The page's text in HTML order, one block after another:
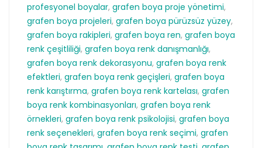
profesyonel boyalar, grafen boya proje yönetimi,
grafen boya projeleri, grafen boya pürüzsüz yüzey,
grafen boya rakipleri, grafen boya ren, grafen boya
renk çeşitliliği, grafen boya renk danışmanlığı,
grafen boya renk dekorasyonu, grafen boya renk
efektleri, grafen boya renk geçişleri, grafen boya
renk karıştırma, grafen boya renk kartelası, grafen
boya renk kombinasyonları, grafen boya renk
örnekleri, grafen boya renk psikolojisi, grafen boya
renk seçenekleri, grafen boya renk seçimi, grafen